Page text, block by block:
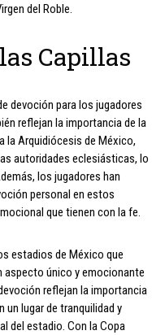
del Roble.
Capillas
devoción para los jugadores
reflejan la importancia de la
la Arquidiócesis de México,
autoridades eclesiásticas, lo
los jugadores han
personal en estos
que tienen con la fe.
estadios de México que
aspecto único y emocionante
reflejan la importancia
un lugar de tranquilidad y
del estadio. Con la Copa